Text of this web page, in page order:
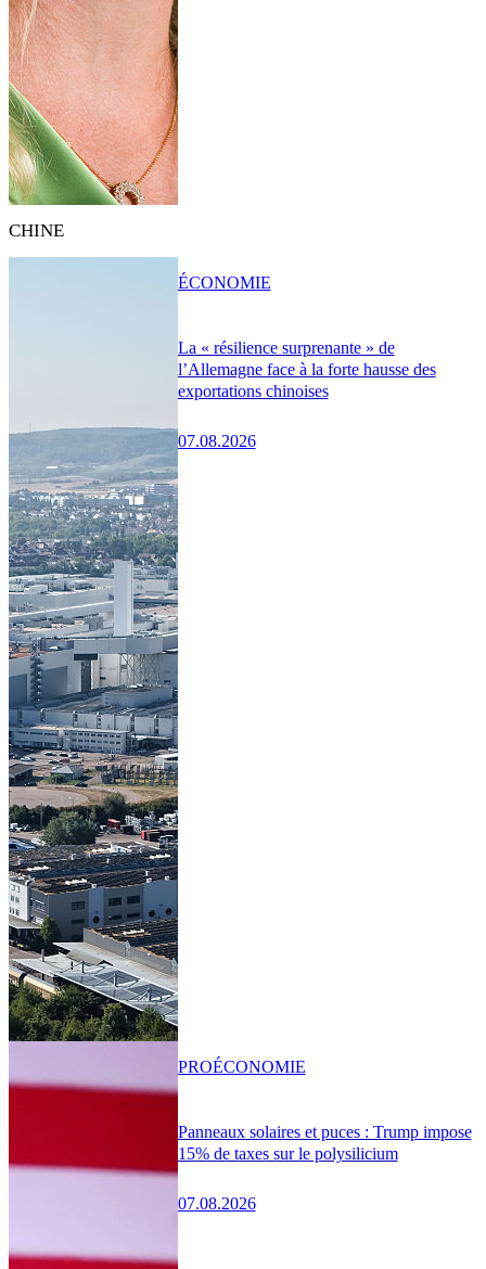
CHINE
La « résilience surprenante » de
l’Allemagne face à la forte hausse des
exportations chinoises
07.08.2026
ÉCONOMIE
Panneaux solaires et puces : Trump impose
15% de taxes sur le polysilicium
07.08.2026
PROÉCONOMIE